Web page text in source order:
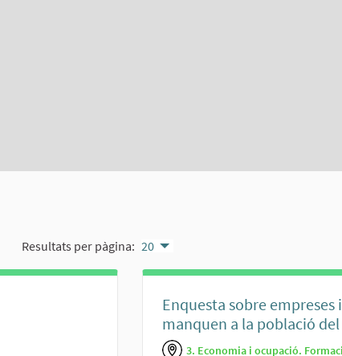
Resultats per pàgina: 20
Enquesta sobre empreses
manquen a la població
3. Economia i ocupació.